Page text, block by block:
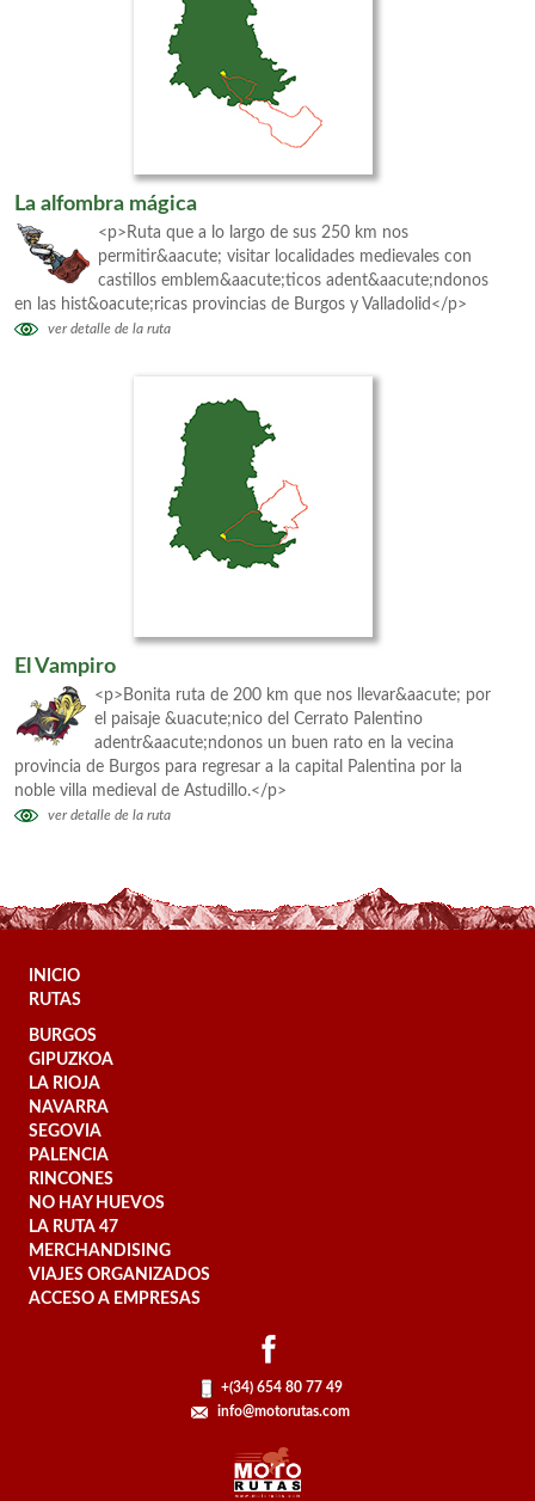
La alfombra mágica
<p>Ruta que a lo largo de sus 250 km nos
permitir&aacute; visitar localidades medievales con
castillos emblem&aacute;ticos adent&aacute;ndonos
en las hist&oacute;ricas provincias de Burgos y Valladolid</p>
ver detalle de la ruta
El Vampiro
<p>Bonita ruta de 200 km que nos llevar&aacute; por
el paisaje &uacute;nico del Cerrato Palentino
adentr&aacute;ndonos un buen rato en la vecina
provincia de Burgos para regresar a la capital Palentina por la
noble villa medieval de Astudillo.</p>
ver detalle de la ruta
INICIO
RUTAS
BURGOS
GIPUZKOA
LA RIOJA
NAVARRA
SEGOVIA
PALENCIA
RINCONES
NO HAY HUEVOS
LA RUTA 47
MERCHANDISING
VIAJES ORGANIZADOS
ACCESO A EMPRESAS
+(34) 654 80 77 49
info@motorutas.com